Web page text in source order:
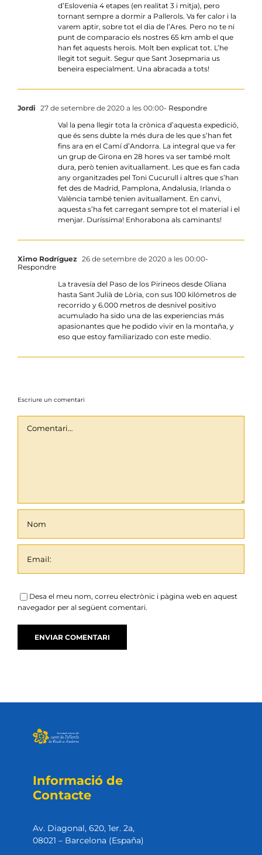
d’Eslovenia 4 etapes (en realitat 3 i mitja), pero
tornant sempre a dormir a Pallerols. Va fer calor i la
varem aptir, sobre tot el dia de l’Ares. Pero no te ni
punt de comparacio els nostres 65 km amb el que
han fet aquests herois. Molt ben explicat tot. L’he
llegit tot seguit. Segur que Sant Josepmaria us
beneira especialment. Una abracada a tots!
Jordi 27 de setembre de 2020 a les 00:00- Respondre
Val la pena llegir tota la crònica d’aquesta expedició,
que és sens dubte la més dura de les que s’han fet
fins ara en el Camí d’Andorra. La integral que va fer
un grup de Girona en 28 hores va ser també molt
dura, però tenien avituallament. Les que es fan cada
any organitzades pel Toni Cucurull i altres que s’han
fet des de Madrid, Pamplona, Andalusia, Irlanda o
València també tenien avituallament. En canvi,
aquesta s’ha fet carregant sempre tot el material i el
menjar. Duríssima! Enhorabona als caminants!
Ximo Rodríguez 26 de setembre de 2020 a les 00:00-
Respondre
La travesía del Paso de los Pirineos desde Oliana
hasta Sant Julià de Lòria, con sus 100 kilómetros de
recorrido y 6.000 metros de desnivel positivo
acumulado ha sido una de las experiencias más
apasionantes que he podido vivir en la montaña, y
eso que estoy familiarizado con este medio.
Escriure un comentari
Desa el meu nom, correu electrònic i pàgina web en aquest
navegador per al següent comentari.
Informació de
Contacte
Av. Diagonal, 620, 1er. 2a,
08021 – Barcelona (Espaňa)